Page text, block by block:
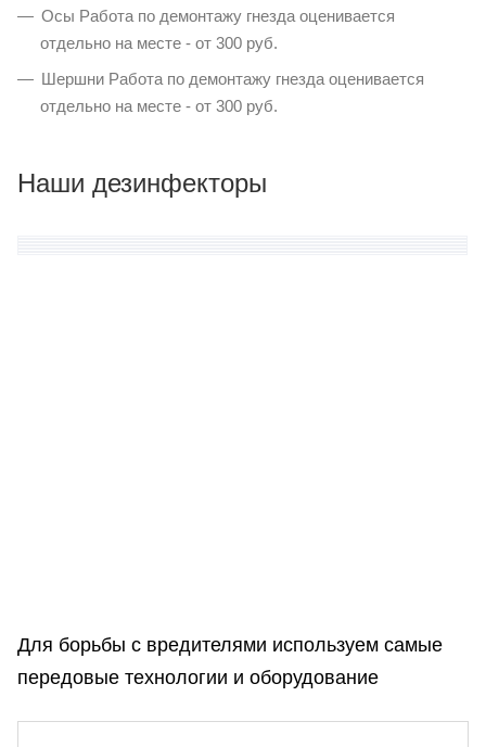
Осы Работа по демонтажу гнезда оценивается
отдельно на месте - от 300 руб.
Шершни Работа по демонтажу гнезда оценивается
отдельно на месте - от 300 руб.
Наши дезинфекторы
Для борьбы с вредителями используем самые
передовые технологии и оборудование